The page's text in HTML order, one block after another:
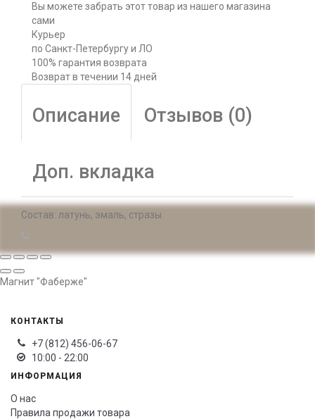
Вы можете забрать этот товар из нашего магазина
сами
Курьер
по Санкт-Петербургу и ЛО
100% гарантия возврата
Возврат в течении 14 дней
Описание Отзывов (0)
Доп. вкладка
Состав: латунь, эмаль, стразы
Магнит "Фаберже"
КОНТАКТЫ
+7 (812) 456-06-67
10:00 - 22:00
ИНФОРМАЦИЯ
О нас
Правила продажи товара